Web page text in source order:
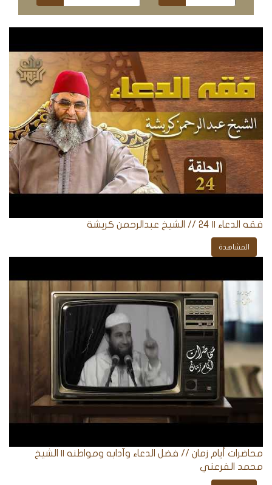
قسم
الكتب
الإلكترونية
قسم
الكتب
الضوئية
الردود
الفتاوى
الشرعية
فقه الدعاء || 24 // الشيخ عبدالرحمن كريشة
المشاهدة
محاضرات أيام زمان // فضل الدعاء وآدابه ومواطنه || الشيخ
محمد الفرعني